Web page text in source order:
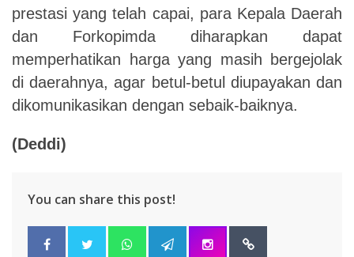
prestasi yang telah capai, para Kepala Daerah
dan Forkopimda diharapkan dapat
memperhatikan harga yang masih bergejolak
di daerahnya, agar betul-betul diupayakan dan
dikomunikasikan dengan sebaik-baiknya.
(Deddi)
You can share this post!